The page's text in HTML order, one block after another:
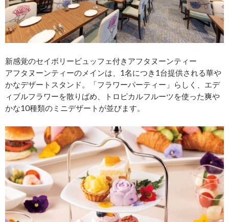
新感覚のセイボリービュッフェ付きアフタヌーンティー
アフタヌーンティーのメインは、1名につき1台提供される華や
かなデザートスタンド。「フラワーパーティー」らしく、エデ
ィブルフラワーを散りばめ、トロピカルフルーツを使った爽や
かな10種類のミニデザートが並びます。